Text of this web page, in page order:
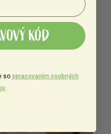
stav kĺbov, nechtov, vlasov
KÓD
so spracovaním osobných